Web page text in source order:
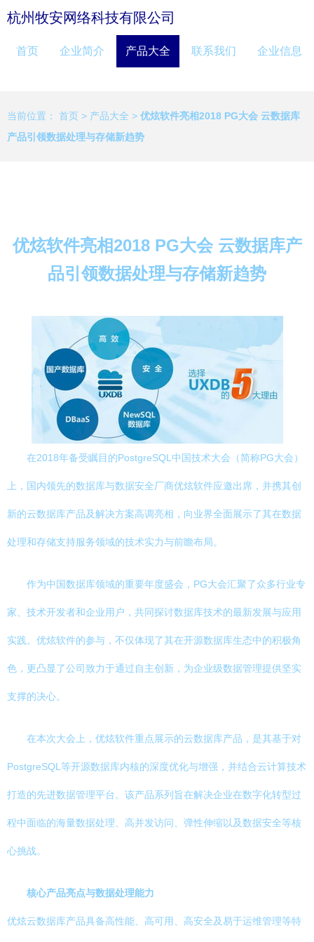
杭州牧安网络科技有限公司
首页 企业简介 产品大全 联系我们 企业信息
当前位置： 首页 > 产品大全 > 优炫软件亮相2018 PG大会 云数据库
产品引领数据处理与存储新趋势
优炫软件亮相2018 PG大会 云数据库产
品引领数据处理与存储新趋势
在2018年备受瞩目的PostgreSQL中国技术大会（简称PG大会）
上，国内领先的数据库与数据安全厂商优炫软件应邀出席，并携其创
新的云数据库产品及解决方案高调亮相，向业界全面展示了其在数据
处理和存储支持服务领域的技术实力与前瞻布局。
作为中国数据库领域的重要年度盛会，PG大会汇聚了众多行业专
家、技术开发者和企业用户，共同探讨数据库技术的最新发展与应用
实践。优炫软件的参与，不仅体现了其在开源数据库生态中的积极角
色，更凸显了公司致力于通过自主创新，为企业级数据管理提供坚实
支撑的决心。
在本次大会上，优炫软件重点展示的云数据库产品，是其基于对
PostgreSQL等开源数据库内核的深度优化与增强，并结合云计算技术
打造的先进数据管理平台。该产品系列旨在解决企业在数字化转型过
程中面临的海量数据处理、高并发访问、弹性伸缩以及数据安全等核
心挑战。
核心产品亮点与数据处理能力
优炫云数据库产品具备高性能、高可用、高安全及易于运维管理等特